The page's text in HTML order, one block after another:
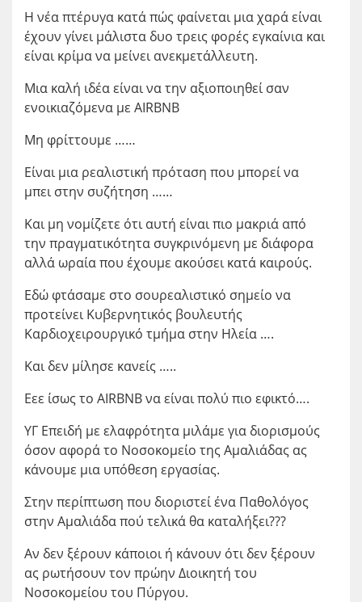
Η νέα πτέρυγα κατά πώς φαίνεται μια χαρά είναι
έχουν γίνει μάλιστα δυο τρεις φορές εγκαίνια και
είναι κρίμα να μείνει ανεκμετάλλευτη.
Μια καλή ιδέα είναι να την αξιοποιηθεί σαν
ενοικιαζόμενα με ΑΙRΒΝΒ
Μη φρίττουμε ……
Είναι μια ρεαλιστική πρόταση που μπορεί να
μπει στην συζήτηση ……
Και μη νομίζετε ότι αυτή είναι πιο μακριά από
την πραγματικότητα συγκρινόμενη με διάφορα
αλλά ωραία που έχουμε ακούσει κατά καιρούς.
Εδώ φτάσαμε στο σουρεαλιστικό σημείο να
προτείνει Κυβερνητικός βουλευτής
Καρδιοχειρουργικό τμήμα στην Ηλεία ….
Και δεν μίλησε κανείς …..
Εεε ίσως το AIRBNB να είναι πολύ πιο εφικτό….
ΥΓ Επειδή με ελαφρότητα μιλάμε για διορισμούς
όσον αφορά το Νοσοκομείο της Αμαλιάδας ας
κάνουμε μια υπόθεση εργασίας.
Στην περίπτωση που διοριστεί ένα Παθολόγος
στην Αμαλιάδα πού τελικά θα καταλήξει???
Αν δεν ξέρουν κάποιοι ή κάνουν ότι δεν ξέρουν
ας ρωτήσουν τον πρώην Διοικητή του
Νοσοκομείου του Πύργου.